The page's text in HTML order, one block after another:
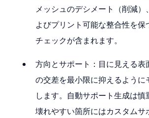
メッシュのデシメート（削減）
よびプリント可能な整合性を保
チェックが含まれます。
方向とサポート：目に見える表
の交差を最小限に抑えるように
します。自動サポート生成は慎
壊れやすい箇所にはカスタムサ